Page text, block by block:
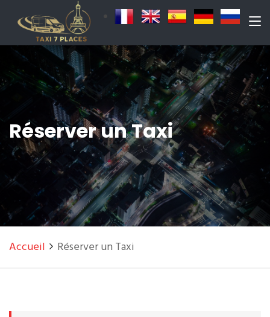
Réserver un Taxi
Accueil Réserver un Taxi